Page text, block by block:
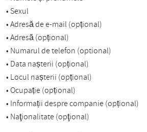
• Sexul
• Adresă de e-mail (opțional)
• Adresă (opțional)
• Numarul de telefon (optional)
• Data nașterii (opțional)
• Locul nașterii (opțional)
• Ocupație (opțional)
• Informații despre companie (opțional)
• Naţionalitate (opţional)